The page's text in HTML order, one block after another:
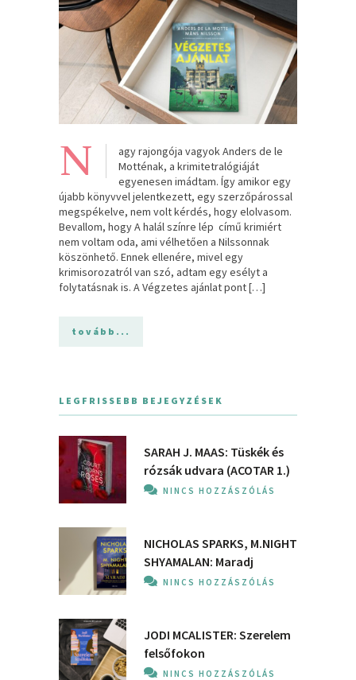
N
agy rajongója vagyok Anders de le
Motténak, a krimitetralógiáját
egyenesen imádtam. Így amikor egy
újabb könyvvel jelentkezett, egy szerzőpárossal
megspékelve, nem volt kérdés, hogy elolvasom.
Bevallom, hogy A halál színre lép című krimiért
nem voltam oda, ami vélhetően a Nilssonnak
köszönhető. Ennek ellenére, mivel egy
krimisorozatról van szó, adtam egy esélyt a
folytatásnak is. A Végzetes ajánlat pont […]
tovább...
LEGFRISSEBB BEJEGYZÉSEK
SARAH J. MAAS: Tüskék és
rózsák udvara (ACOTAR 1.)
NINCS HOZZÁSZÓLÁS
NICHOLAS SPARKS, M.NIGHT
SHYAMALAN: Maradj
NINCS HOZZÁSZÓLÁS
JODI MCALISTER: Szerelem
felsőfokon
NINCS HOZZÁSZÓLÁS